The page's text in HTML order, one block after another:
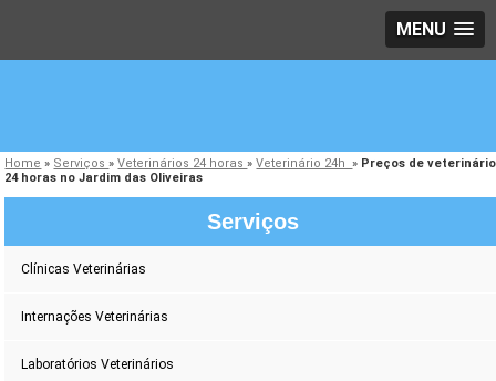
MENU
Home » Serviços»Veterinários 24 horas»Veterinário 24h» Preços de veterinário
24 horas no Jardim das Oliveiras
Serviços
Clínicas Veterinárias
Internações Veterinárias
Laboratórios Veterinários